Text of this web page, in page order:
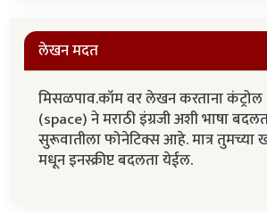
लेखन मदत
मिसळपाव.कॉम वर लेखन करताना
(space) ने मराठी इंग्रजी अशी भाषा
सुरूवातीला फोनेटिक्स आहे. मात्र तुमच्या
मधून इनस्क्रीप्ट बदलता येईल.